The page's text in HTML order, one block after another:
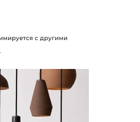
с другими